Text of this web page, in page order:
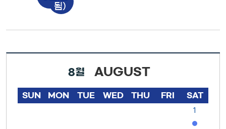
됨)
8월 AUGUST
SUN MON TUE WED THU FRI SAT
1